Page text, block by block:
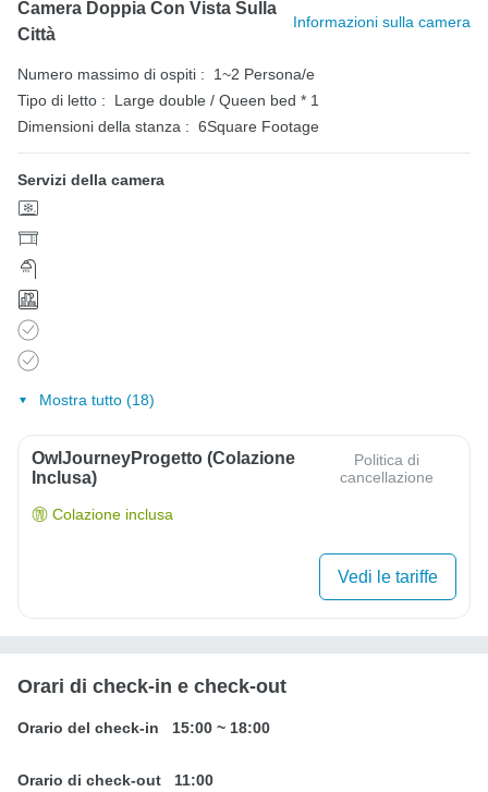
Camera Doppia Con Vista Sulla
Città
Informazioni sulla camera
Numero massimo di ospiti :
1~2 Persona/e
Tipo di letto :
Large double / Queen bed * 1
Dimensioni della stanza : 6Square Footage
Servizi della camera
Mostra tutto (18)
OwlJourneyProgetto (colazione
Inclusa)
Politica di
cancellazione
Colazione inclusa
Vedi le tariffe
Orari di check-in e check-out
Orario del check-in 15:00 ~ 18:00
Orario di check-out
11:00